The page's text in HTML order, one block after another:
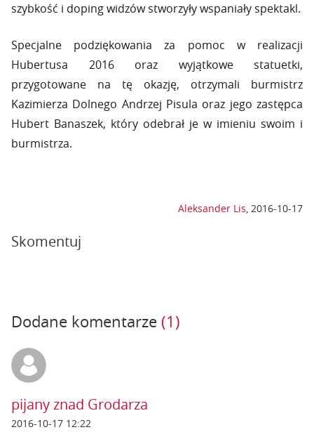
szybkość i doping widzów stworzyły wspaniały spektakl.
Specjalne podziękowania za pomoc w realizacji
Hubertusa 2016 oraz wyjątkowe statuetki,
przygotowane na tę okazję, otrzymali burmistrz
Kazimierza Dolnego Andrzej Pisula oraz jego zastępca
Hubert Banaszek, który odebrał je w imieniu swoim i
burmistrza.
Aleksander Lis, 2016-10-17
Skomentuj
Dodane komentarze (1)
pijany znad Grodarza
2016-10-17 12:22